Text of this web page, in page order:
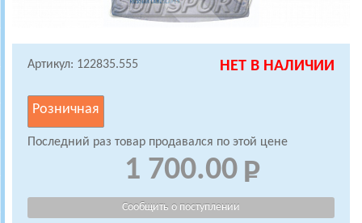
Артикул: 122835.555 НЕТ В НАЛИЧИИ
Розничная
Последний раз товар продавался по этой цене
1 700.00